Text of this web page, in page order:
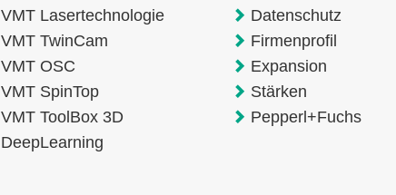
VMT Lasertechnologie
VMT TwinCam
VMT OSC
VMT SpinTop
VMT ToolBox 3D
DeepLearning
Datenschutz
Firmenprofil
Expansion
Stärken
Pepperl+Fuchs